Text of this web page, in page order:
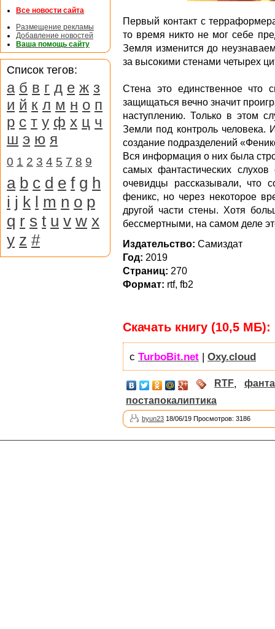
Первый контакт с
то время никто не мог себе
Земля изменится до
за высокими стенами четырех
Стена это единственное что
защищаться вечно значит
наступлению. Только в этом
Земли под контроль человека.
создание подразделений
Вся информация о них была
самых фантастических
очевидцы рассказывали, что
феникс, но через некоторое
другой части стены. Хотя
бессмертными, на самом деле
Издательство: Самиздат
Год: 2019
Страниц: 270
Формат: rtf, fb2
Скачать книгу (10,5 МБ):
с TurboBit.net | Oxy.cloud
RTF,
постапокалиптика
byun23 18/06/19 Просмотров: 3186
Все новости сайта
Размещение рекламы
Добавление новостей
Ваша помощь сайту
Список тегов:
а б в г д е ж з
и й к л м н о п
р с т у ф х ц ч
ш э ю я
0 1 2 3 4 5 7 8 9
a b c d e f g h
i j k l m n o p
q r s t u v w x
y z #